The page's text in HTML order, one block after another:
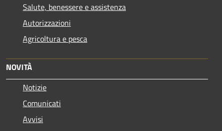
Salute, benessere e assistenza
Autorizzazioni
Agricoltura e pesca
NOVITÀ
Notizie
Comunicati
Avvisi